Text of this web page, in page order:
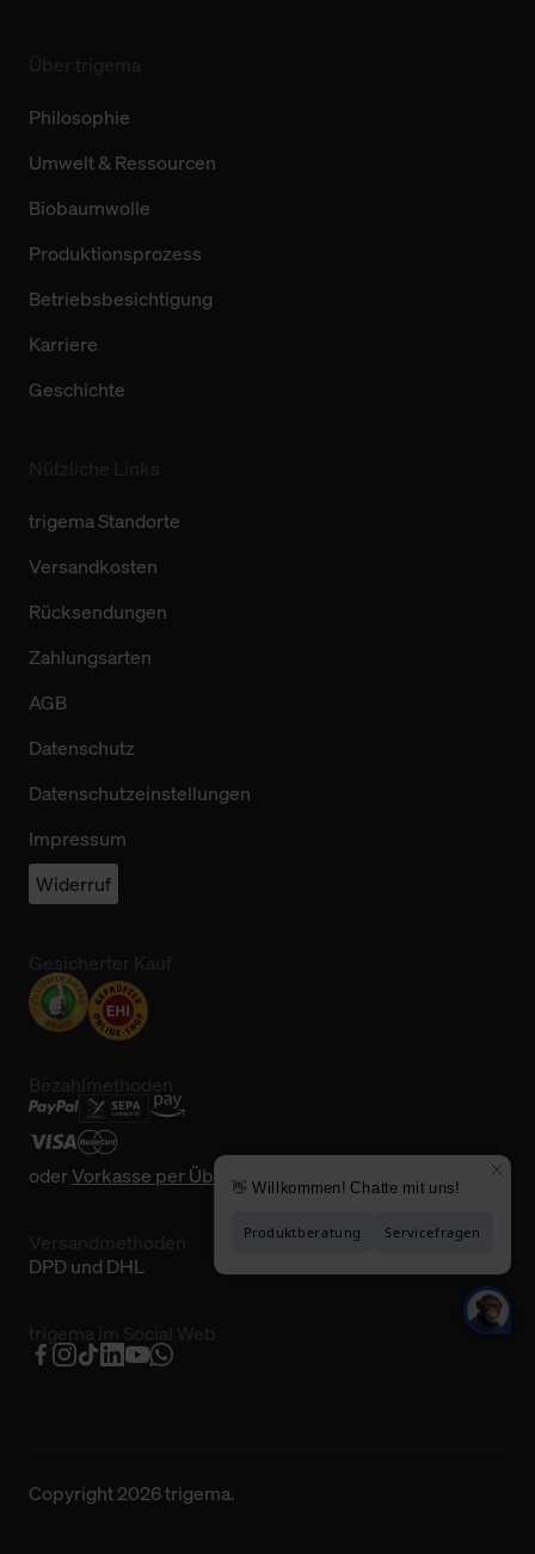
Philosophie
Umwelt & Ressourcen
Biobaumwolle
Produktionsprozess
Betriebsbesichtigung
Karriere
Geschichte
trigema Standorte
Versandkosten
Rücksendungen
Zahlungsarten
AGB
Datenschutz
Datenschutzeinstellungen
Impressum
Widerruf
oderVorkasse per Überweisung
DPD und DHL
Copyright 2026 trigema.